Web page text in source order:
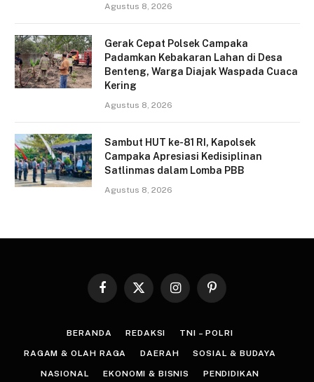
Agustus 8, 2026
Gerak Cepat Polsek Campaka
Padamkan Kebakaran Lahan di Desa
Benteng, Warga Diajak Waspada Cuaca
Kering
Agustus 8, 2026
Sambut HUT ke-81 RI, Kapolsek
Campaka Apresiasi Kedisiplinan
Satlinmas dalam Lomba PBB
Agustus 8, 2026
Facebook
X
InstagramPinterest
BERANDA REDAKSI TNI – POLRI
RAGAM & OLAH RAGA DAERAH SOSIAL & BUDAYA
NASIONAL EKONOMI & BISNIS PENDIDIKAN